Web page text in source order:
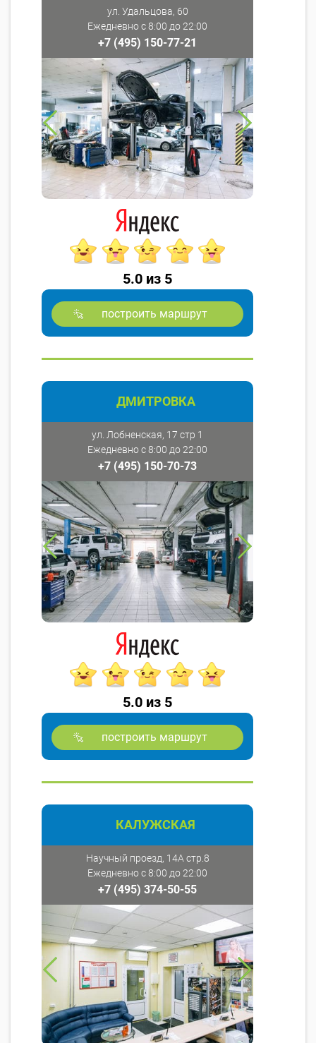
ул. Удальцова, 60
Ежедневно с 8:00 до 22:00
+7 (495) 150-77-21
5.0 из 5
построить маршрут
ДМИТРОВКА
ул. Лобненская, 17 стр 1
Ежедневно с 8:00 до 22:00
+7 (495) 150-70-73
5.0 из 5
построить маршрут
КАЛУЖСКАЯ
Научный проезд, 14А стр.8
Ежедневно с 8:00 до 22:00
+7 (495) 374-50-55